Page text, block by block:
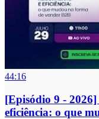
44:16
[Episódio 9 -
eficiência: o que